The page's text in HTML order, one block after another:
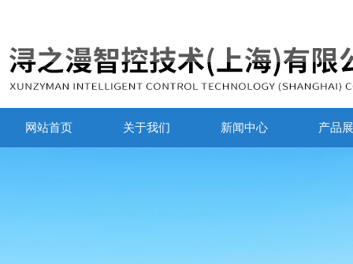
网站首页 关于我们 新闻中心 产品